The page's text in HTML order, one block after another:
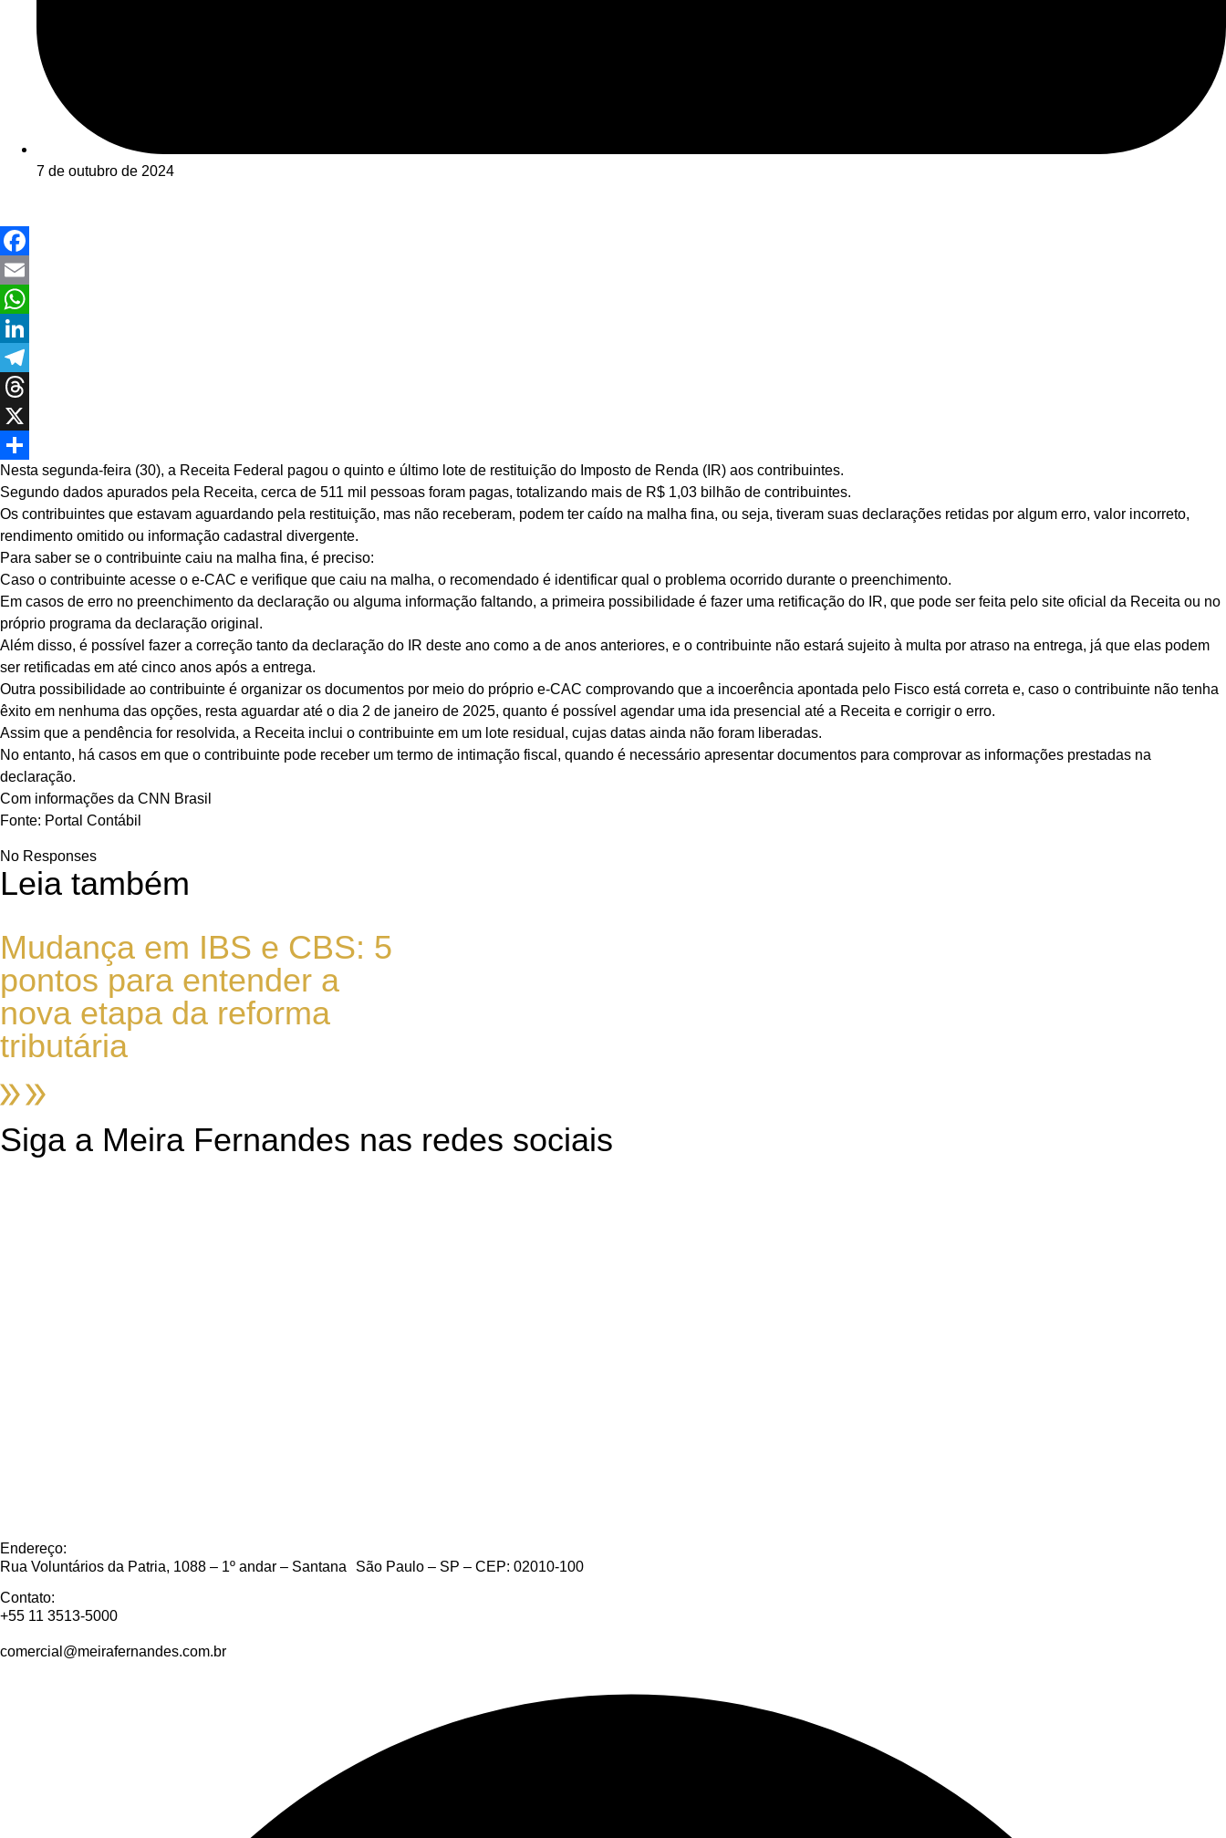
7 de outubro de 2024
Facebook
Email
WhatsApp
LinkedIn
Telegram
Threads
X
Share
Nesta segunda-feira (30), a Receita Federal pagou o quinto e último lote de restituição do Imposto de Renda (IR) aos contribuintes.
Segundo dados apurados pela Receita, cerca de 511 mil pessoas foram pagas, totalizando mais de R$ 1,03 bilhão de contribuintes.
Os contribuintes que estavam aguardando pela restituição, mas não receberam, podem ter caído na malha fina, ou seja, tiveram suas declarações retidas por algum erro, valor incorreto,
rendimento omitido ou informação cadastral divergente.
Para saber se o contribuinte caiu na malha fina, é preciso:
Caso o contribuinte acesse o e-CAC e verifique que caiu na malha, o recomendado é identificar qual o problema ocorrido durante o preenchimento.
Em casos de erro no preenchimento da declaração ou alguma informação faltando, a primeira possibilidade é fazer uma retificação do IR, que pode ser feita pelo site oficial da Receita ou no
próprio programa da declaração original.
Além disso, é possível fazer a correção tanto da declaração do IR deste ano como a de anos anteriores, e o contribuinte não estará sujeito à multa por atraso na entrega, já que elas podem
ser retificadas em até cinco anos após a entrega.
Outra possibilidade ao contribuinte é organizar os documentos por meio do próprio e-CAC comprovando que a incoerência apontada pelo Fisco está correta e, caso o contribuinte não tenha
êxito em nenhuma das opções, resta aguardar até o dia 2 de janeiro de 2025, quanto é possível agendar uma ida presencial até a Receita e corrigir o erro.
Assim que a pendência for resolvida, a Receita inclui o contribuinte em um lote residual, cujas datas ainda não foram liberadas.
No entanto, há casos em que o contribuinte pode receber um termo de intimação fiscal, quando é necessário apresentar documentos para comprovar as informações prestadas na
declaração.
Com informações da CNN Brasil
Fonte: Portal Contábil
No Responses
Leia também
Mudança em IBS e CBS: 5
pontos para entender a
nova etapa da reforma
tributária
Siga a Meira Fernandes nas redes sociais
Endereço:
Rua Voluntários da Patria, 1088 – 1º andar – Santana São Paulo – SP – CEP: 02010-100
Contato:
+55 11 3513-5000
comercial@meirafernandes.com.br